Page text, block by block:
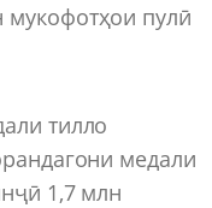
пулӣ
тилло
медали
1,7 млн